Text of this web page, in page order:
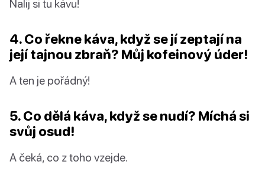
Nalij si tu kávu!
4. Co řekne káva, když se jí zeptají na
její tajnou zbraň? Můj kofeinový úder!
A ten je pořádný!
5. Co dělá káva, když se nudí? Míchá si
svůj osud!
A čeká, co z toho vzejde.